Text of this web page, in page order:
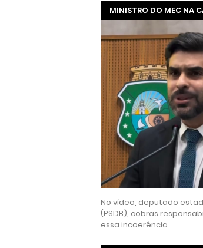
MINISTRO DO MEC NA
No vídeo, deputado
(PSDB), cobras
essa incoerência